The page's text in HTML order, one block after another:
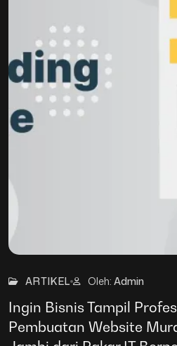
ARTIKEL Oleh: Admin
Ingin Bisnis Tampil
Pembuatan Website